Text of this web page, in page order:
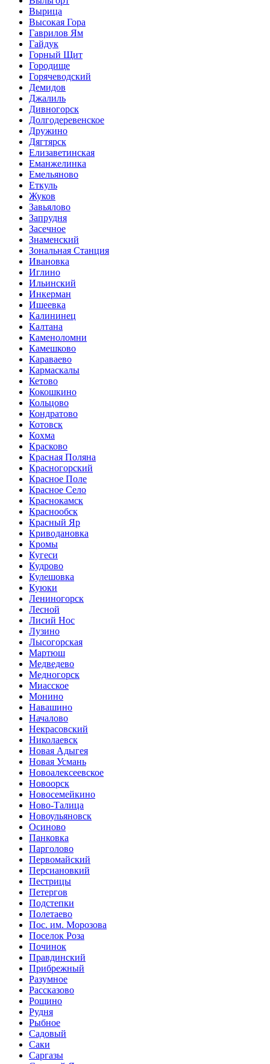
Вырица
Высокая Гора
Гаврилов Ям
Гайдук
Горный Щит
Городище
Горячеводский
Демидов
Джалиль
Дивногорск
Долгодеревенское
Дружино
Дягтярск
Елизаветинская
Еманжелинка
Емельяново
Еткуль
Жуков
Завьялово
Запрудня
Засечное
Знаменский
Зональная Станция
Ивановка
Иглино
Ильинский
Инкерман
Ишеевка
Калининец
Калтана
Каменоломни
Камешково
Караваево
Кармаскалы
Кетово
Кокошкино
Кольцово
Кондратово
Котовск
Кохма
Красково
Красная Поляна
Красногорский
Красное Поле
Красное Село
Краснокамск
Краснообск
Красный Яр
Криводановка
Кромы
Кугеси
Кудрово
Кулешовка
Куюки
Лениногорск
Лесной
Лисий Нос
Лузино
Лысогорская
Мартюш
Медведево
Медногорск
Миасское
Монино
Навашино
Началово
Некрасовский
Николаевск
Новая Адыгея
Новая Усмань
Новоалексеевское
Новоорск
Новосемейкино
Ново-Талица
Новоульяновск
Осиново
Панковка
Парголово
Первомайский
Персиановкий
Пестрицы
Петергов
Подстепки
Полетаево
Пос. им. Морозова
Поселок Роза
Починок
Правдинский
Прибрежный
Разумное
Рассказово
Рощино
Рудня
Рыбное
Садовый
Саки
Саргазы